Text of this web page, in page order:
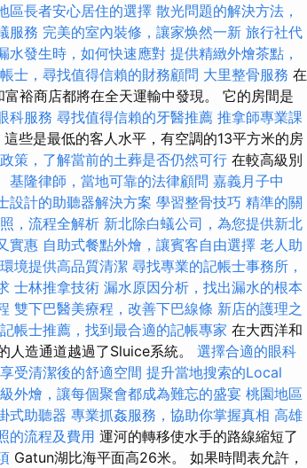
區長者安心居住的選擇 散光問題的解決方法，
服務 完美的室內裝修，讓家焕然一新 旅行社代
水發生時，如何快速應對 提供精緻外燴茶點，
士，尋找值得信賴的財務顧問 大里整骨服務 在
裕商店都將在全天運輸中發現。 它的房間是
科服務 尋找值得信賴的牙醫推薦 推拿師專業課
這些是最低的客人水平，有空調的13平方米的房
策，了解當前的土葬是否仍然可行 在較高級別
基隆律師，當地可靠的法律顧問 嘉義月子中
設計的助聽器解決方案 學習整骨技巧 精準的關
，流程全解析 新北除白蟻公司，為您提供新北
實惠 自助式餐點外燴，讓賓客自由選擇 老人助
境提供高品質清潔 尋找專業的記帳士事務所，
士林推拿技術 漏水原因分析，找出漏水的根本
雙下巴醫美療程，改善下巴線條 新店的護理之
帳士推薦，找到最合適的記帳專家 在大西洋和
人造通道越過了Sluice系統。 選擇合適的眼科
受清潔後的舒適空間 提升當地搜索的Local
外燴，讓每個聚會都成為難忘的盛宴 桃園地區
式助聽器 專業抓姦服務，協助你掌握真相 高雄
的流程及費用 運河的轉移使水手的路線縮短了
Gatun湖比海平面高26米。 如果時間表允許，